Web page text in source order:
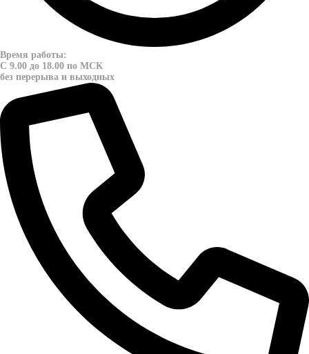
Время работы:
С 9.00 до 18.00 по МСК
без перерыва и выходных